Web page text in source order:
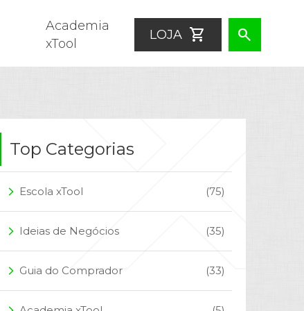
Academia
xTool
LOJA shopping_cart search
Top Categorias
arrow_forward_ios Escola xTool (75)
arrow_forward_ios Ideias de Negócios (35)
arrow_forward_ios Guia do Comprador (33)